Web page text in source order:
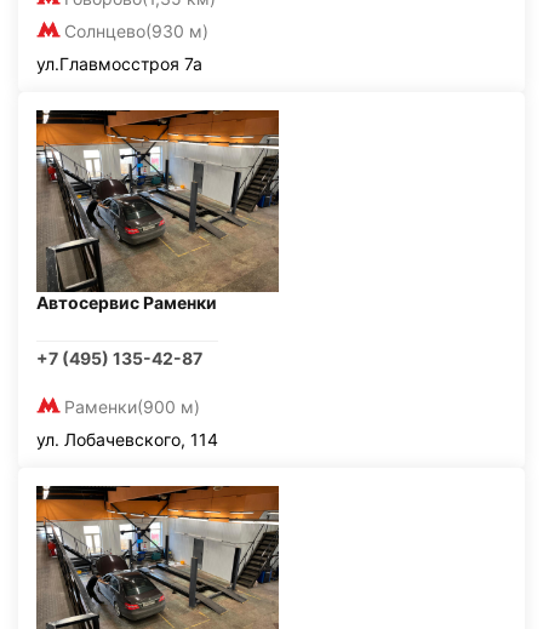
Солнцево(930 м)
ул.Главмосстроя 7а
Автосервис Раменки
+7 (495) 135-42-87
Раменки(900 м)
ул. Лобачевского, 114